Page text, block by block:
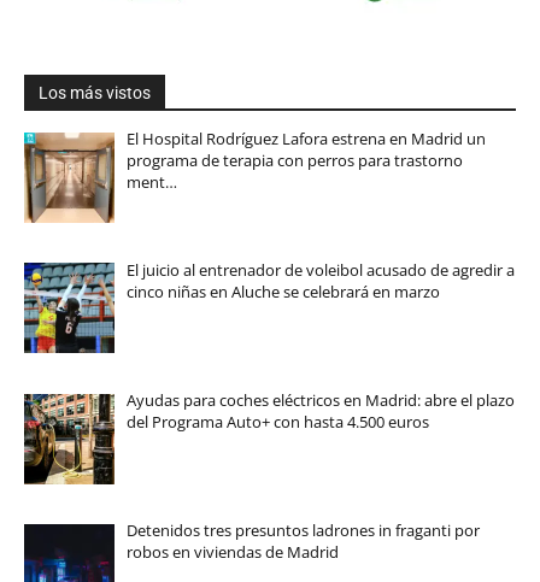
Los más vistos
El Hospital Rodríguez Lafora estrena en Madrid un
programa de terapia con perros para trastorno
ment…
El juicio al entrenador de voleibol acusado de agredir a
cinco niñas en Aluche se celebrará en marzo
Ayudas para coches eléctricos en Madrid: abre el plazo
del Programa Auto+ con hasta 4.500 euros
Detenidos tres presuntos ladrones in fraganti por
robos en viviendas de Madrid